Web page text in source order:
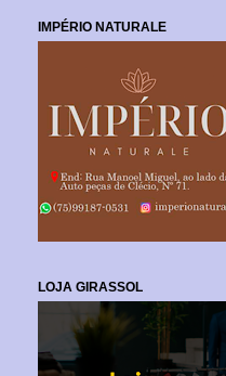
IMPÉRIO NATURALE
LOJA GIRASSOL